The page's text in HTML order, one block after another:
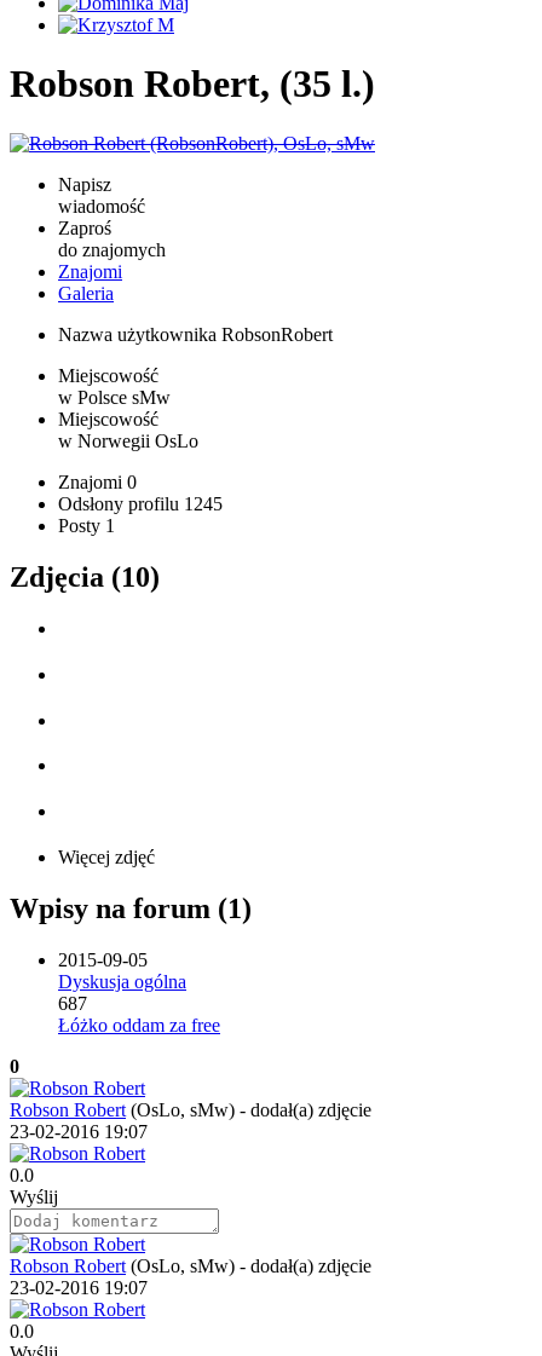
Robson Robert, (35 l.)
Napisz
wiadomość
Zaproś
do znajomych
Znajomi
Galeria
Nazwa użytkownika RobsonRobert
Miejscowość
w Polsce sMw
Miejscowość
w Norwegii OsLo
Znajomi 0
Odsłony profilu 1245
Posty 1
Zdjęcia (10)
Więcej zdjęć
Wpisy na forum (1)
2015-09-05
Dyskusja ogólna
687
Łóżko oddam za free
0
Robson Robert (OsLo, sMw) - dodał(a) zdjęcie
23-02-2016 19:07
0.0
Wyślij
Robson Robert (OsLo, sMw) - dodał(a) zdjęcie
23-02-2016 19:07
0.0